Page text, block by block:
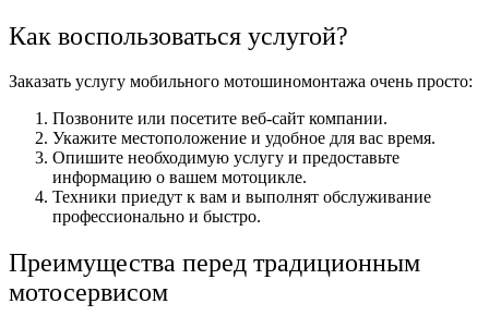
Как воспользоваться услугой?
Заказать услугу мобильного мотошиномонтажа очень просто:
Позвоните или посетите веб-сайт компании.
Укажите местоположение и удобное для вас время.
Опишите необходимую услугу и предоставьте
информацию о вашем мотоцикле.
Техники приедут к вам и выполнят обслуживание
профессионально и быстро.
Преимущества перед традиционным
мотосервисом